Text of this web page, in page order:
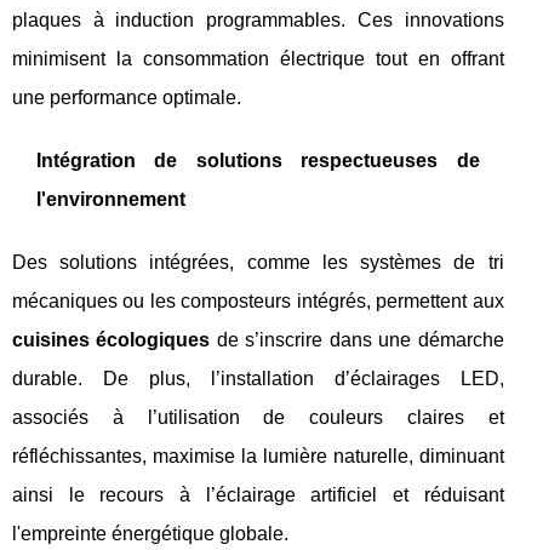
plaques à induction programmables. Ces innovations
minimisent la consommation électrique tout en offrant
une performance optimale.
Intégration de solutions respectueuses de
l'environnement
Des solutions intégrées, comme les systèmes de tri
mécaniques ou les composteurs intégrés, permettent aux
cuisines écologiques de s’inscrire dans une démarche
durable. De plus, l’installation d’éclairages LED,
associés à l’utilisation de couleurs claires et
réfléchissantes, maximise la lumière naturelle, diminuant
ainsi le recours à l’éclairage artificiel et réduisant
l'empreinte énergétique globale.